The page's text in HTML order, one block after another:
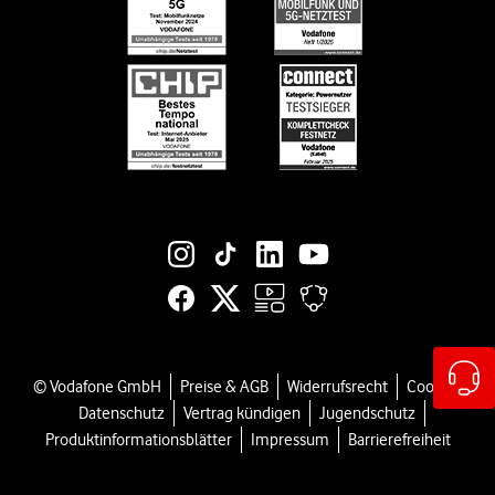
Black Week-Angebote
EU-Datenverordnung bei Vodafone
Jobs & Karriere
Vertriebspartner bei Vodafone
Vodafone Stiftung
© Vodafone GmbH Preise & AGB Widerrufsrecht
Cookies
Datenschutz
Vertrag kündigen
Jugendschutz
Produktinformationsblätter
Impressum Barrierefreiheit